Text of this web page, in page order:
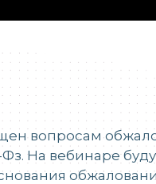
вопросам
Фз. На вебинаре